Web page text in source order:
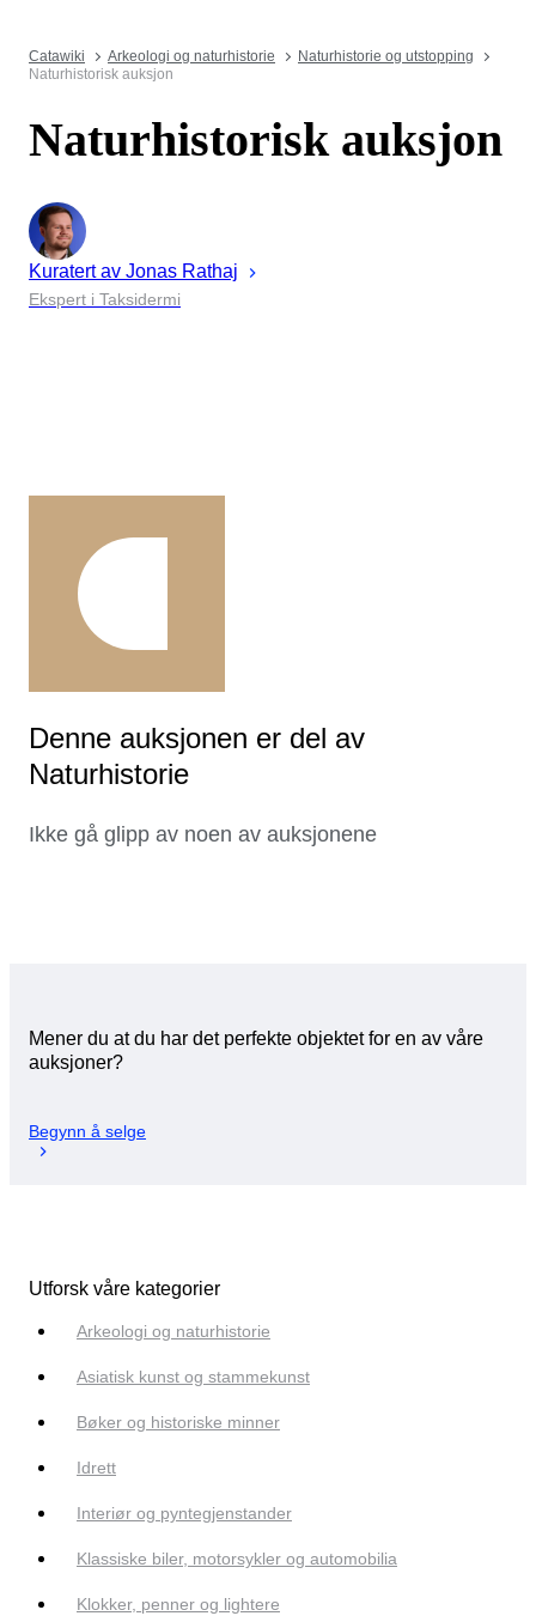
Catawiki Arkeologi og naturhistorie
Naturhistorie og utstopping
Naturhistorisk auksjon
Naturhistorisk auksjon
Kuratert av Jonas Rathaj
Ekspert i Taksidermi
Denne auksjonen er del av
Naturhistorie
Ikke gå glipp av noen av auksjonene
Mener du at du har det perfekte objektet for en av våre
auksjoner?
Begynn å selge
Utforsk våre kategorier
Arkeologi og naturhistorie
Asiatisk kunst og stammekunst
Bøker og historiske minner
Idrett
Interiør og pyntegjenstander
Klassiske biler, motorsykler og automobilia
Klokker, penner og lightere